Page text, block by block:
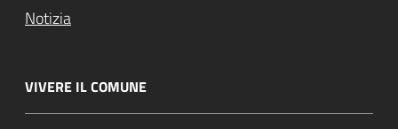
Notizia
VIVERE IL COMUNE